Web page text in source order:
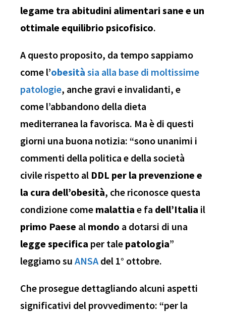
legame tra abitudini alimentari sane e un
ottimale equilibrio psicofisico.
A questo proposito, da tempo sappiamo
come l’obesità sia alla base di moltissime
patologie, anche gravi e invalidanti, e
come l’abbandono della dieta
mediterranea la favorisca. Ma è di questi
giorni una buona notizia: “sono unanimi i
commenti della politica e della società
civile rispetto al DDL per la prevenzione e
la cura dell’obesità, che riconosce questa
condizione come malattia e fa dell’Italia il
primo Paese al mondo a dotarsi di una
legge specifica per tale patologia”
leggiamo su ANSA del 1° ottobre.
Che prosegue dettagliando alcuni aspetti
significativi del provvedimento: “per la